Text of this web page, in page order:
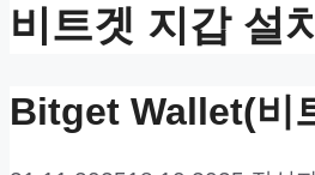
비트겟 지갑 설
Bitget Wallet(비